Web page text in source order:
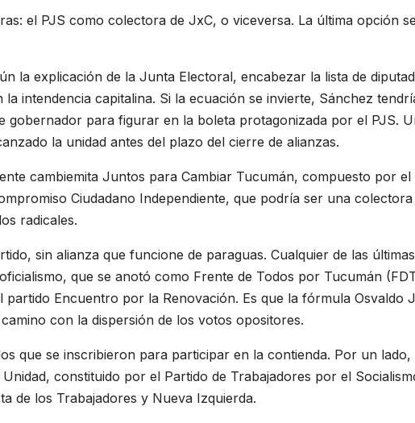
el PJS como colectora de JxC, o viceversa. La última opción
la explicación de la Junta Electoral, encabezar la lista de
intendencia capitalina. Si la ecuación se invierte, Sánchez
gobernador para figurar en la boleta protagonizada por el PJS.
la unidad antes del plazo del cierre de alianzas.
cambiemita Juntos para Cambiar Tucumán, compuesto por el
Ciudadano Independiente, que podría ser una colectora
radicales.
sin alianza que funcione de paraguas. Cualquier de las
que se anotó como Frente de Todos por Tucumán
partido Encuentro por la Renovación. Es que la fórmula Osvaldo
con la dispersión de los votos opositores.
que se inscribieron para participar en la contienda. Por un lado,
constituido por el Partido de Trabajadores por el
de los Trabajadores y Nueva Izquierda.